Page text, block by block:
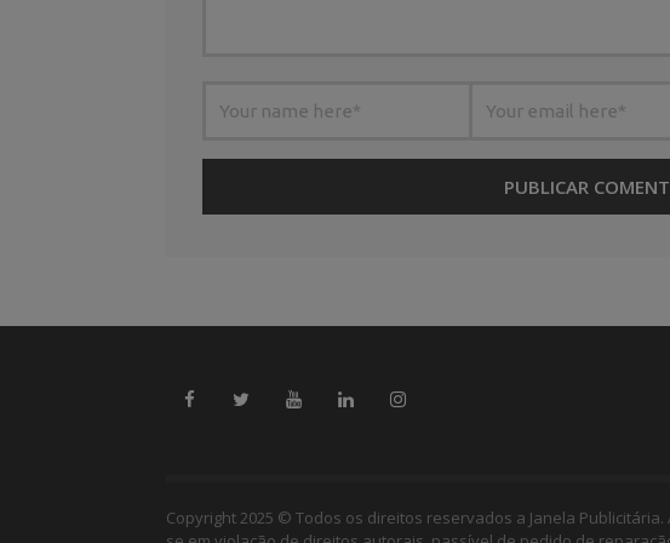
Copyright 2025 © Todos os direitos reservados a Janela